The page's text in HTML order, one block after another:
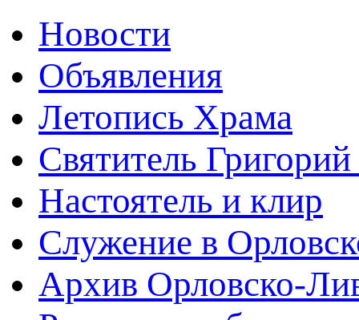
Новости
Объявления
Летопись Храма
Святитель
Настоятель и клир
Служение в
Архив Орловско-